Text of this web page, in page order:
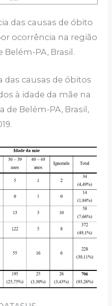
das causas de óbito
ocorrência na região
PA, Brasil.
das causas de óbitos
à idade da mãe na
Belém-PA, Brasil,